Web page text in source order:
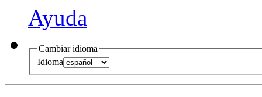
Ayuda
Cambiar idioma
Idioma